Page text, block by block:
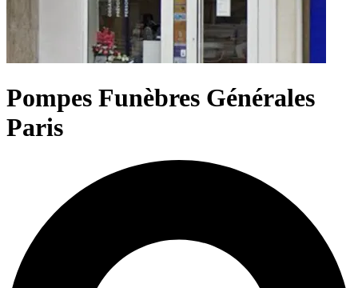
Pompes Funèbres Générales
Paris